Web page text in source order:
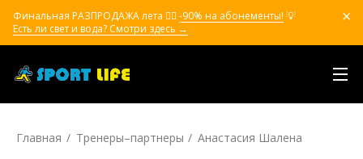
Финальная РАЗПРОДАЖА лета ❤️‍🔥 -90% на абонементы! 💡
Есть ли свет и вода? Смотри здесь →
Главная Тренеры–пapтнepы Анастасия Шалена